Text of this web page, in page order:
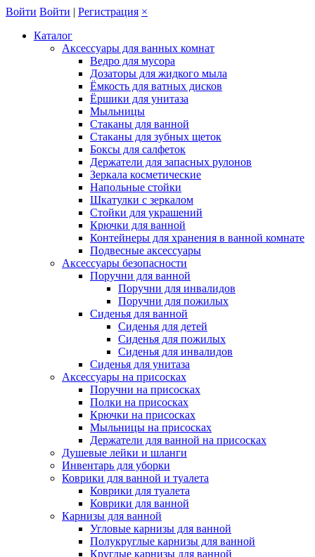
Войти Войти | Регистрация ×
Каталог
Аксессуары для ванных комнат
Ведро для мусора
Дозаторы для жидкого мыла
Ёмкость для ватных дисков
Ёршики для унитаза
Мыльницы
Стаканы для ванной
Стаканы для зубных щеток
Боксы для салфеток
Держатели для запасных рулонов
Зеркала косметические
Напольные стойки
Шкатулки с зеркалом
Стойки для украшений
Крючки для ванной
Контейнеры для хранения в ванной комнате
Подвесные аксессуары
Аксессуары безопасности
Поручни для ванной
Поручни для инвалидов
Поручни для пожилых
Сиденья для ванной
Сиденья для детей
Сиденья для пожилых
Сиденья для инвалидов
Сиденья для унитаза
Аксессуары на присосках
Поручни на присосках
Полки на присосках
Крючки на присосках
Мыльницы на присосках
Держатели для ванной на присосках
Душевые лейки и шланги
Инвентарь для уборки
Коврики для ванной и туалета
Коврики для туалета
Коврики для ванной
Карнизы для ванной
Угловые карнизы для ванной
Полукруглые карнизы для ванной
Круглые карнизы для ванной